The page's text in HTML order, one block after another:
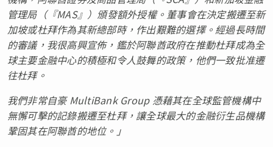
管理局（『MAS』）頒發額外授權。董事會在決定搬遷至新
加坡或杜拜作為其新總部時，作出艱難的選擇。經過長時間
的審議，我很高興宣佈，鑑於阿聯酋政府在推動杜拜成為全
球主要金融中心的積極和令人鼓舞的政策，他們一致批准遷
往杜拜。
我們非常自豪MultiBank Group 憑藉其在全球監管機構中
無懈可擊的記錄搬遷至杜拜，讓全球最大的金融衍生品機構
鞏固其在阿聯酋的地位。」